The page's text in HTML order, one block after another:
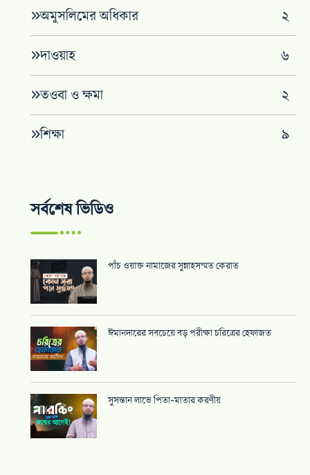
অমুসলিমের অধিকার ২
দাওয়াহ ৬
তওবা ও ক্ষমা ২
শিক্ষা ৯
সর্বশেষ ভিডিও
পাঁচ ওয়াক্ত নামাজের সুন্নাহসম্মত কেরাত
ঈমানদারের সবচেয়ে বড় পরীক্ষা চরিত্রের হেফাজত
সুসন্তান লাভে পিতা-মাতার করণীয়